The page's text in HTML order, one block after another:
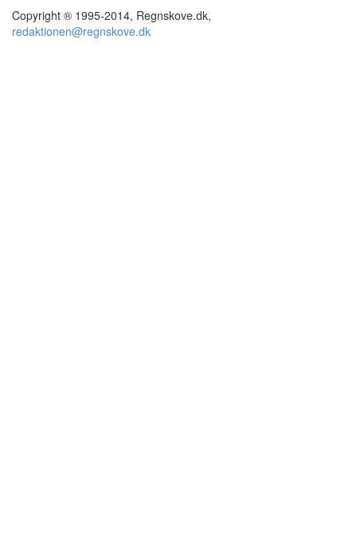
Copyright ® 1995-2014, Regnskove.dk,
redaktionen@regnskove.dk